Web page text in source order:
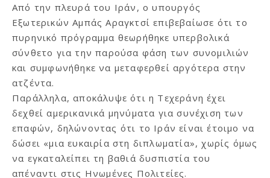
Από την πλευρά του Ιράν, ο υπουργός
Εξωτερικών Αμπάς Αραγκτσί επιβεβαίωσε ότι το
πυρηνικό πρόγραμμα θεωρήθηκε υπερβολικά
σύνθετο για την παρούσα φάση των συνομιλιών
και συμφωνήθηκε να μεταφερθεί αργότερα στην
ατζέντα.
Παράλληλα, αποκάλυψε ότι η Τεχεράνη έχει
δεχθεί αμερικανικά μηνύματα για συνέχιση των
επαφών, δηλώνοντας ότι το Ιράν είναι έτοιμο να
δώσει «μια ευκαιρία στη διπλωματία», χωρίς όμως
να εγκαταλείπει τη βαθιά δυσπιστία του
απέναντι στις Ηνωμένες Πολιτείες.